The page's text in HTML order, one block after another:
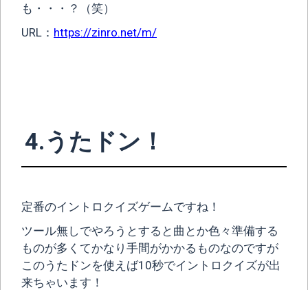
も・・・？（笑）
URL： https://zinro.net/m/
4.うたドン！
定番のイントロクイズゲームですね！
ツール無しでやろうとすると曲とか色々準備する
ものが多くてかなり手間がかかるものなのですが
このうたドンを使えば10秒でイントロクイズが出
来ちゃいます！